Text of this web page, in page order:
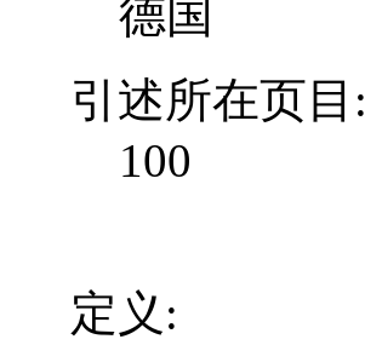
德国
引述所在页目:
100
定义: